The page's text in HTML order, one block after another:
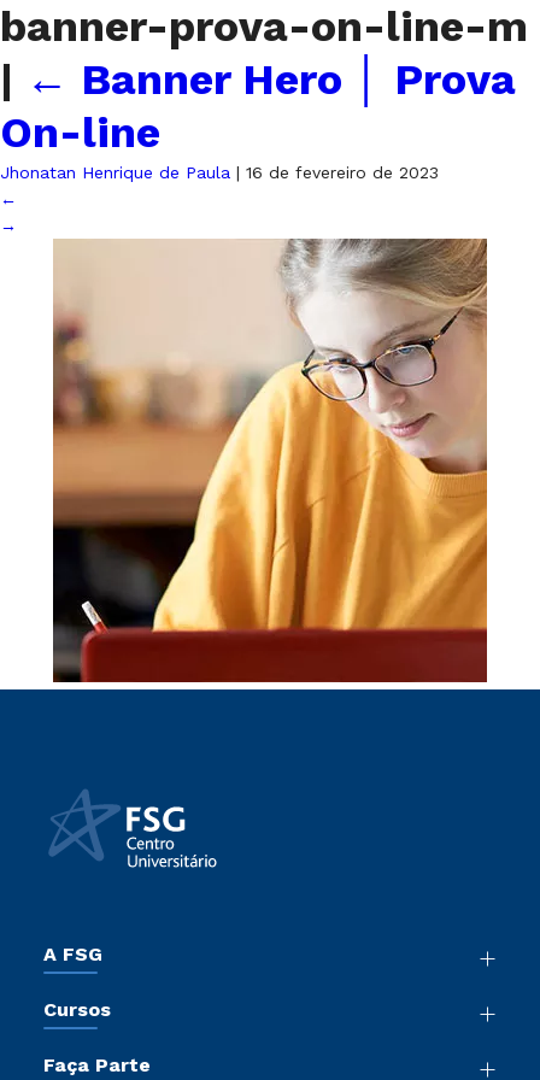
banner-prova-on-line-m
| ← Banner Hero │ Prova
On-line
Jhonatan Henrique de Paula | 16 de fevereiro de 2023
←
→
A FSG
Sala de Imprensa
Cursos
Pós-Graduação
Faça Parte